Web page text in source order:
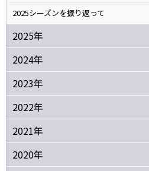
2025シーズンを振り返って
2025年
2024年
2023年
2022年
2021年
2020年